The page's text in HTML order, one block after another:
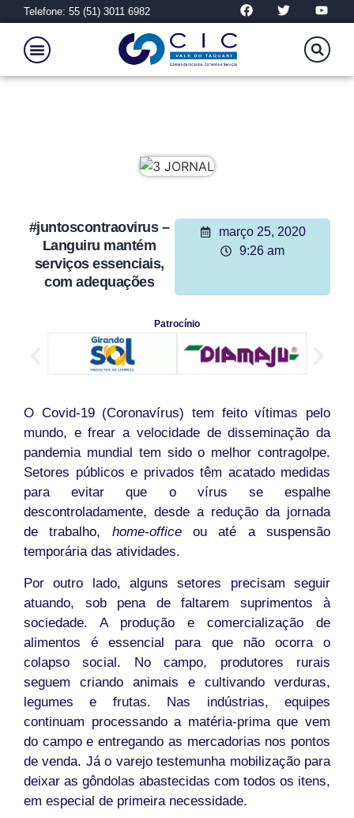
Telefone: 55 (51) 3011 6982
#juntoscontraovirus –
Languiru mantém
serviços essenciais,
com adequações
março 25, 2020
9:26 am
Patrocínio
O Covid-19 (Coronavírus) tem feito vítimas pelo
mundo, e frear a velocidade de disseminação da
pandemia mundial tem sido o melhor contragolpe.
Setores públicos e privados têm acatado medidas
para evitar que o vírus se espalhe
descontroladamente, desde a redução da jornada
de trabalho, home-officeou até a suspensão
temporária das atividades.
Por outro lado, alguns setores precisam seguir
atuando, sob pena de faltarem suprimentos à
sociedade. A produção e comercialização de
alimentos é essencial para que não ocorra o
colapso social. No campo, produtores rurais
seguem criando animais e cultivando verduras,
legumes e frutas. Nas indústrias, equipes
continuam processando a matéria-prima que vem
do campo e entregando as mercadorias nos pontos
de venda. Já o varejo testemunha mobilização para
deixar as gôndolas abastecidas com todos os itens,
em especial de primeira necessidade.